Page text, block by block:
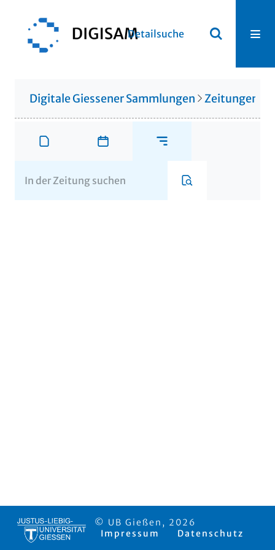
Detailsuche
Digitale Giessener Sammlungen Zeitungen
© UB Gießen, 2026
Impressum
Datenschutz